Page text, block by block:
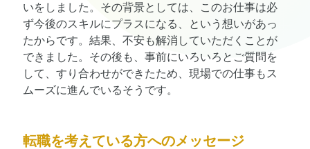
いをしました。その背景としては、このお仕事は必
ず今後のスキルにプラスになる、という想いがあっ
たからです。結果、不安も解消していただくことが
できました。その後も、事前にいろいろとご質問を
して、すり合わせができたため、現場での仕事もス
ムーズに進んでいるそうです。
転職を考えている方へのメッセージ